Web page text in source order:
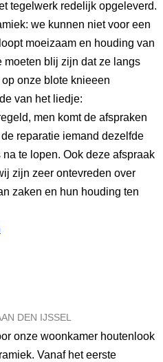
tegelwerk redelijk opgeleverd.
we kunnen niet voor een
moeizaam en houding van
moeten blij zijn dat ze langs
onze blote knieeen
van het liedje:
men komt de afspraken
reparatie iemand dezelfde
te lopen. Ook deze afspraak
zijn zeer ontevreden over
zaken en hun houding ten
DEN IJSSEL
onze woonkamer houtenlook
Vanaf het eerste